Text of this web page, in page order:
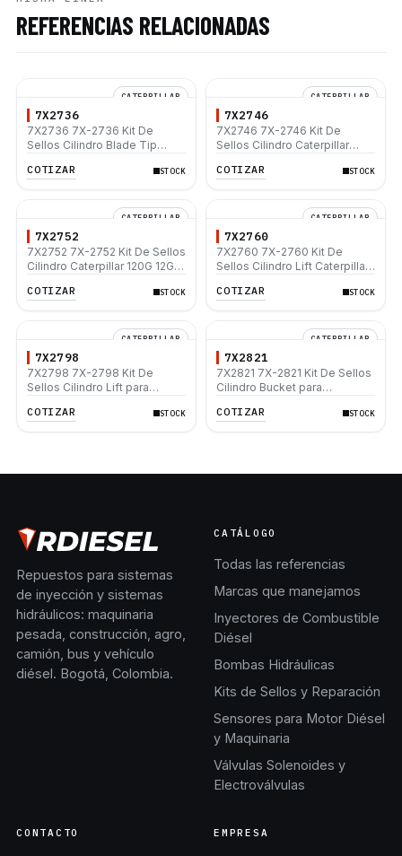
REFERENCIAS RELACIONADAS
CATERPILLAR
7X2736
7X2736 7X-2736 Kit De
Sellos Cilindro Blade Tip
140G 140H 160G
COTIZAR STOCK
CATERPILLAR
7X2746
7X2746 7X-2746 Kit De
Sellos Cilindro Caterpillar
COTIZAR STOCK
CATERPILLAR
7X2752
7X2752 7X-2752 Kit De Sellos
Cilindro Caterpillar 120G 12G
COTIZAR STOCK
CATERPILLAR
7X2760
7X2760 7X-2760 Kit De
Sellos Cilindro Lift Caterpillar
12M
COTIZAR STOCK
CATERPILLAR
7X2798
7X2798 7X-2798 Kit De
Sellos Cilindro Lift para
D4H XL D5H
COTIZAR STOCK
CATERPILLAR
7X2821
7X2821 7X-2821 Kit De Sellos
Cilindro Bucket para
COTIZAR STOCK
Repuestos para sistemas
de inyección y sistemas
hidráulicos: maquinaria
pesada, construcción, agro,
camión, bus y vehículo
diésel. Bogotá, Colombia.
CATÁLOGO
Todas las referencias
Marcas que manejamos
Inyectores de Combustible
Diésel
Bombas Hidráulicas
Kits de Sellos y Reparación
Sensores para Motor Diésel
y Maquinaria
Válvulas Solenoides y
Electroválvulas
CONTACTO EMPRESA